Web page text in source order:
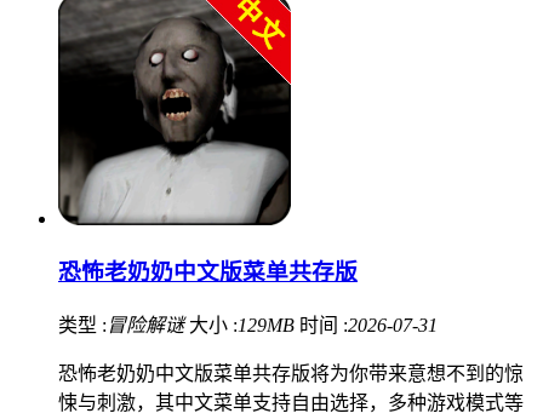
恐怖老奶奶中文版菜单共存版
类型 : 冒险解谜 大小 :129MB 时间 :2026-07-31
恐怖老奶奶中文版菜单共存版将为你带来意想不到的惊
悚与刺激，其中文菜单支持自由选择，多种游戏模式等